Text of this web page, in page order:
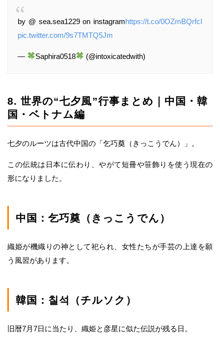
by @ sea.sea1229 on instagramhttps://t.co/0OZmBQrfcI
pic.twitter.com/9s7TMTQ5Jm
— Saphira0518 (@intoxicatedwith)
8. 世界の“七夕風”行事まとめ｜中国・韓
国・ベトナム編
七夕のルーツは古代中国の「乞巧奠（きっこうでん）」。
この伝統は日本に伝わり、やがて短冊や笹飾りを使う現在の
形になりました。
中国：乞巧奠（きっこうでん）
織姫が機織りの神として祀られ、女性たちが手芸の上達を願
う風習があります。
韓国：칠석（チルソク）
旧暦7月7日に当たり、織姫と彦星に似た伝説が残る日。